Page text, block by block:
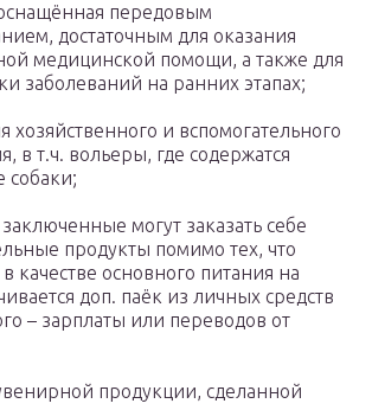
передовым
достаточным для оказания
медицинской помощи, а также для
заболеваний на ранних этапах;
хозяйственного и вспомогательного
в т.ч. вольеры, где содержатся
собаки;
могут заказать себе
продукты помимо тех, что
качестве основного питания на
доп. паёк из личных средств
– зарплаты или переводов от
продукции, сделанной